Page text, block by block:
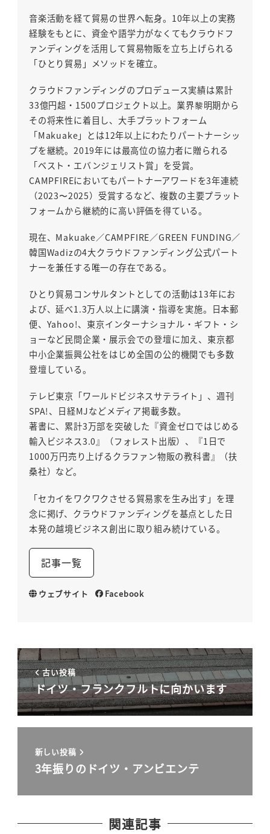
音楽活動を経て貿易の世界へ転身。10年以上の実務
経験をもとに、資金や語学力がなくてもクラウドフ
ァンディングを活用して貿易物販を立ち上げられる
「ひとり貿易」メソッドを確立。
クラウドファンディングのプロデュース実績は累計
33億円超・1500プロジェクト以上。業界黎明期から
その将来性に着目し、大手プラットフォーム
「Makuake」とは12年以上にわたりパートナーシッ
プを継続。2019年には最高位の協力者に贈られる
「ベスト・エバンジェリスト賞」を受賞。
CAMPFIREにおいてもパートナーアワードを3年連続
（2023〜2025）受賞するなど、複数の主要プラット
フォームから継続的に高い評価を得ている。
現在、Makuake／CAMPFIRE／GREEN FUNDING／
韓国Wadizの4大クラウドファンディング公式パート
ナーを兼任する唯一の存在である。
ひとり貿易コンサルタントとしての活動は13年にお
よび、延べ1.3万人以上に講演・指導を実施。日本郵
便、Yahoo!、東京インターナショナル・ギフト・シ
ョーなど民間企業・展示会での登壇に加え、東京都
中小企業振興公社をはじめ全国の公的機関でも多数
登壇している。
テレビ東京「ワールドビジネスサテライト」、週刊
SPA!、日経MJなどメディア掲載多数。
著書に、累計3万部を突破した『資金ゼロではじめる
輸入ビジネス3.0』（フォレスト出版）、『1日で
1000万円売り上げるクラファン物販の教科書』（扶
桑社）など。
「セカイをワクワクさせる貿易家を生み出す」を理
念に掲げ、クラウドファンディングを基点とした日
本発の越境ビジネス創出に取り組み続けている。
記事一覧
ウェブサイト Facebook
古い投稿
ドイツ・フランクフルトに向かいます
新しい投稿
3年振りのドイツ・アンビエンテ
関連記事